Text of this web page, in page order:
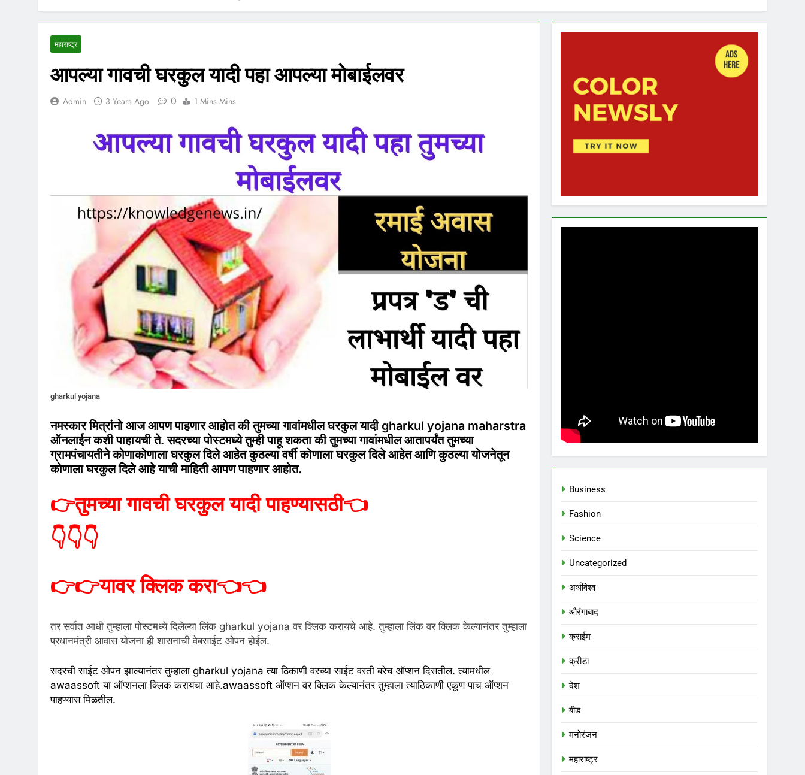
महाराष्ट्र
आपल्या गावची घरकुल यादी पहा आपल्या मोबाईलवर
Admin 3 Years Ago 0 1 Mins Mins
gharkul yojana
नमस्कार मित्रांनो आज आपण पाहणार आहोत की तुमच्या गावांमधील घरकुल यादी gharkul yojana maharstra
ऑनलाईन कशी पाहायची ते. सदरच्या पोस्टमध्ये तुम्ही पाहू शकता की तुमच्या गावांमधील आतापर्यंत तुमच्या
ग्रामपंचायतीने कोणाकोणाला घरकुल दिले आहेत कुठल्या वर्षी कोणाला घरकुल दिले आहेत आणि कुठल्या योजनेतून
कोणाला घरकुल दिले आहे याची माहिती आपण पाहणार आहोत.
👉तुमच्या गावची घरकुल यादी पाहण्यासठी👈
👇👇👇
👉👉यावर क्लिक करा👈👈
तर सर्वात आधी तुम्हाला पोस्टमध्ये दिलेल्या लिंक gharkul yojana वर क्लिक करायचे आहे. तुम्हाला लिंक वर क्लिक केल्यानंतर तुम्हाला
प्रधानमंत्री आवास योजना ही शासनाची वेबसाईट ओपन होईल.
सदरची साईट ओपन झाल्यानंतर तुम्हाला gharkul yojana त्या ठिकाणी वरच्या साईट वरती बरेच ऑप्शन दिसतील. त्यामधील
awaassoft या ऑप्शनला क्लिक करायचा आहे.awaassoft ऑप्शन वर क्लिक केल्यानंतर तुम्हाला त्याठिकाणी एकूण पाच ऑप्शन
पाहण्यास मिळतील.
Business
Fashion
Science
Uncategorized
अर्थविश्व
औरंगाबाद
क्राईम
क्रीडा
देश
बीड
मनोरंजन
महाराष्ट्र